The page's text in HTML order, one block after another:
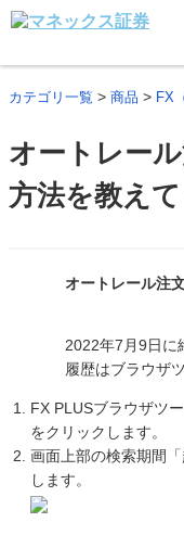
カテゴリ一覧 > 商品 > FX
オートレー
方法を教えて
オートレール注
2022年7月9日に
履歴はブラウザ
FX PLUSブラウザツ
をクリックします。
画面上部の検索期間
します。